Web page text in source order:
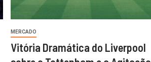
MERCADO
Vitória Dramática do Liverpool